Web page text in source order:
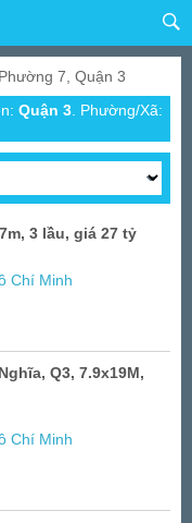
7, Quận 3
Quận 3 . Phường/Xã:
3 lầu, giá 27 tỷ
Chí Minh
Q3, 7.9x19M,
Chí Minh